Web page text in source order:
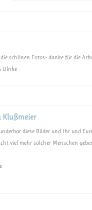
schönen Fotos- danke für die
Ulrike
Klußmeier
diese Bilder und Ihr und
viel mehr solcher Menschen